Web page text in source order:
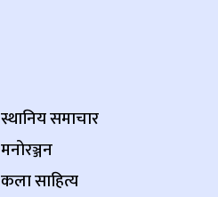
स्थानिय समाचार
मनोरञ्जन
कला साहित्य